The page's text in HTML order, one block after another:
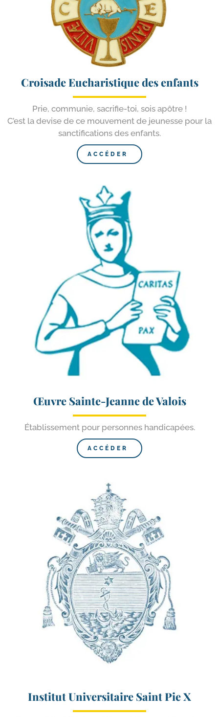
Croisade Eucharistique des enfants
Prie, com­mu­nie, sacrifie-​toi, sois apôtre !
C’est la devise de ce mou­ve­ment de jeu­nesse pour la
sanc­ti­fi­ca­tions des enfants.
ACCÉDER
Œuvre Sainte-​Jeanne de Valois
Établissement pour per­sonnes handicapées.
ACCÉDER
Institut Universitaire Saint Pie X